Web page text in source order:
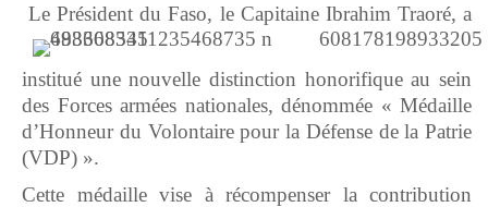
Le Président du Faso, le Capitaine Ibrahim Traoré, a
institué une nouvelle distinction honorifique au sein
des Forces armées nationales, dénommée « Médaille
d’Honneur du Volontaire pour la Défense de la Patrie
(VDP) ».
Cette médaille vise à récompenser la contribution